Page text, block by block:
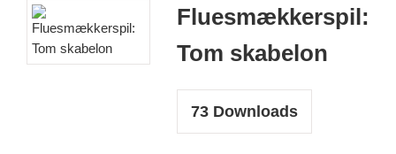
Fluesmækkerspil:
Tom skabelon
73Downloads